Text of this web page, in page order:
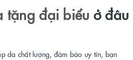
tặng đại biểu ở đâu
da chất lượng, đảm bảo uy tín, bạn